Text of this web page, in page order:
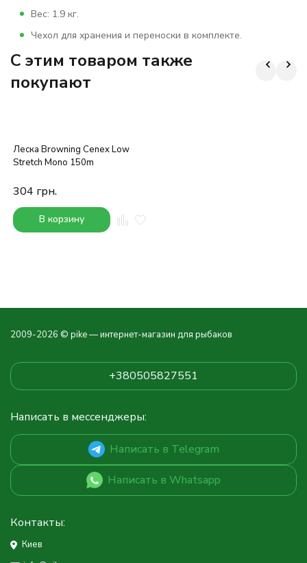
Вес: 1.9 кг.
Чехол для хранения и переноски в комплекте.
C этим товаром также
покупают
Леска Browning Cenex Low
Stretch Mono 150m
304 грн.
В корзину
2009-2026 © pike — интернет-магазин для рыбаков
+380505827551
Написать в мессенджеры:
Написать в Telegram
Написать в Whatsapp
Контакты:
Киев